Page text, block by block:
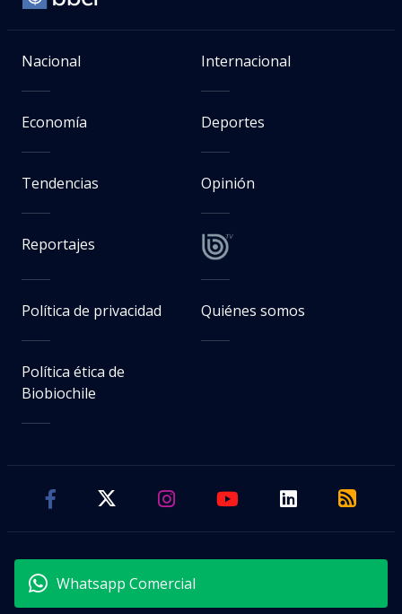
Nacional Internacional
Economía Deportes
Tendencias Opinión
Reportajes
Política de privacidad Quiénes somos
Política ética de
Biobiochile
Whatsapp Comercial